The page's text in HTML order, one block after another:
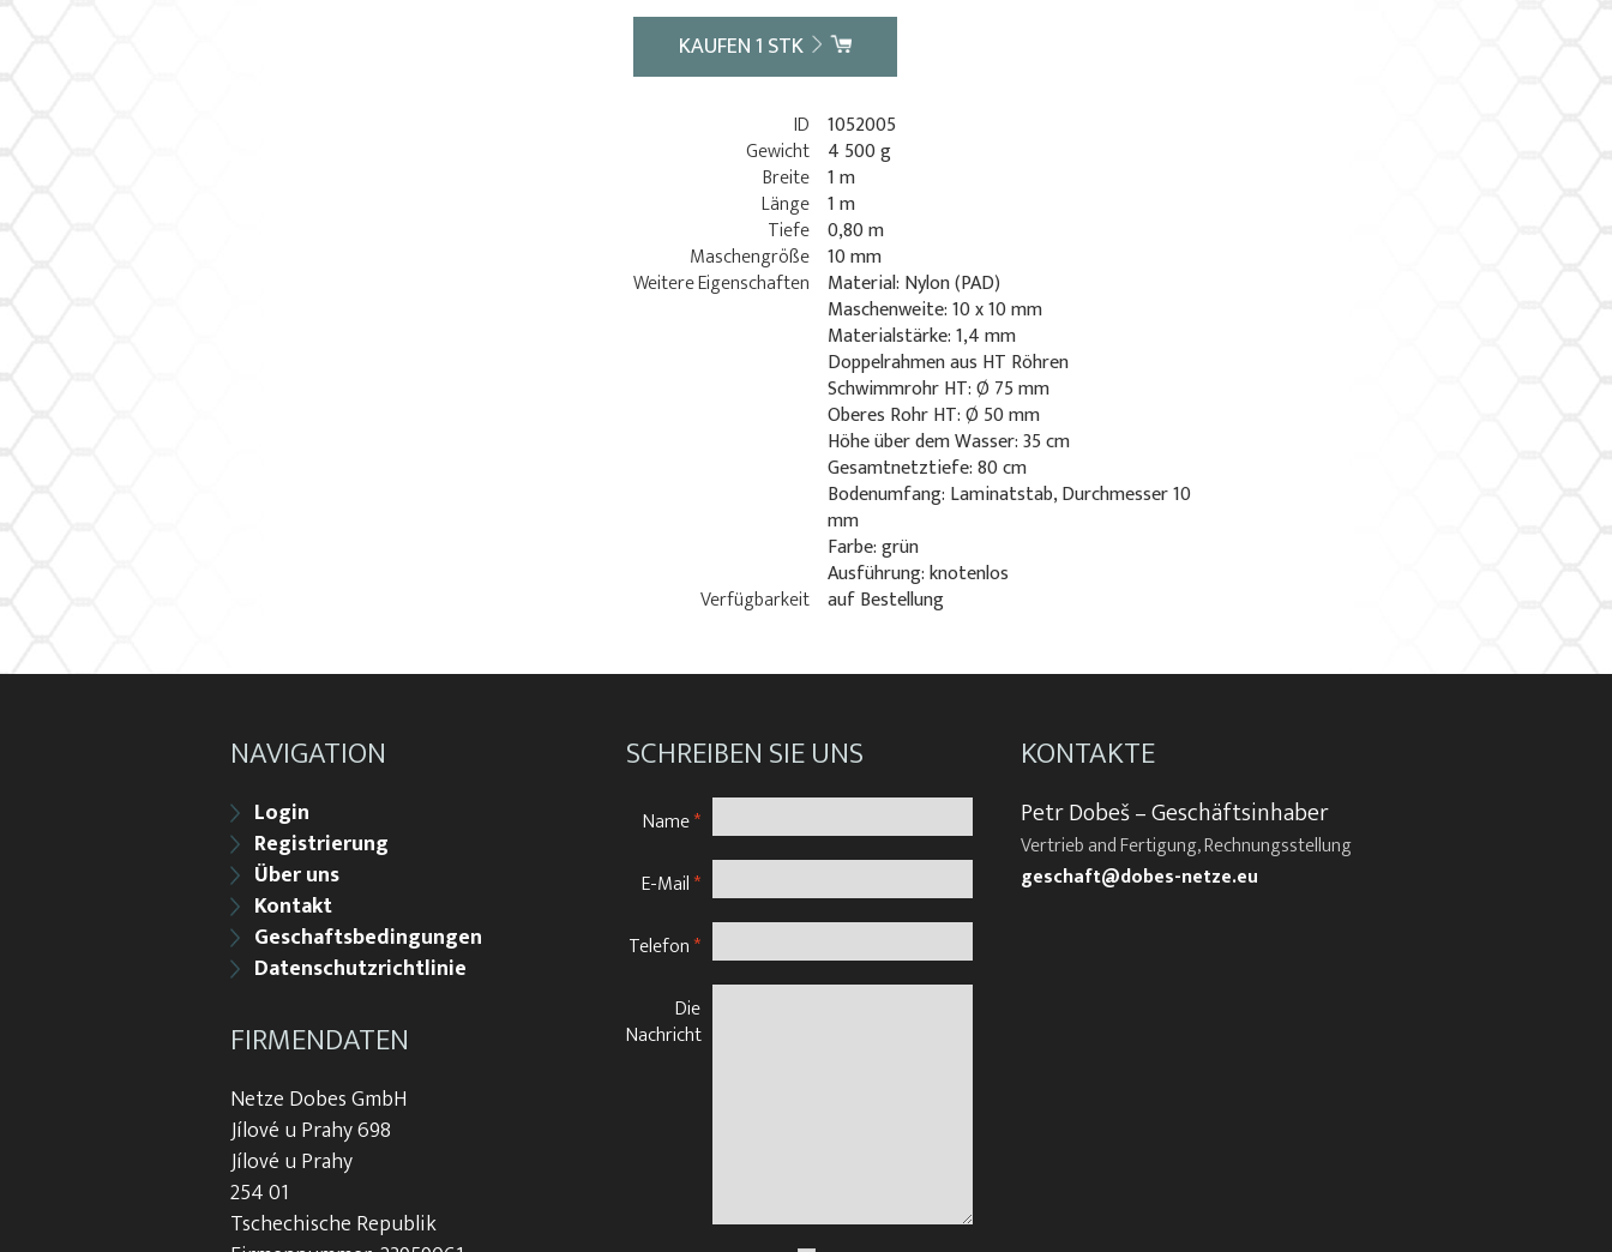
KAUFEN1 STK
ID 1052005
Gewicht 4 500 g
Breite 1 m
Länge 1 m
Tiefe 0,80 m
Maschengröße 10 mm
Weitere Eigenschaften
Material: Nylon (PAD)
Maschenweite: 10 x 10 mm
Materialstärke: 1,4 mm
Doppelrahmen aus HT Röhren
Schwimmrohr HT: Ø 75 mm
Oberes Rohr HT: Ø 50 mm
Höhe über dem Wasser: 35 cm
Gesamtnetztiefe: 80 cm
Bodenumfang: Laminatstab, Durchmesser 10
mm
Farbe: grün
Ausführung: knotenlos
Verfügbarkeit auf Bestellung
NAVIGATION
Login
Registrierung
Über uns
Kontakt
Geschaftsbedingungen
Datenschutzrichtlinie
FIRMENDATEN
Netze Dobes GmbH
Jílové u Prahy 698
Jílové u Prahy
254 01
Tschechische Republik
SCHREIBEN SIE UNS
Name*
E-Mail*
Telefon*
Die
Nachricht
KONTAKTE
Petr Dobeš – Geschäftsinhaber
Vertrieb and Fertigung, Rechnungsstellung
geschaft@dobes-netze.eu